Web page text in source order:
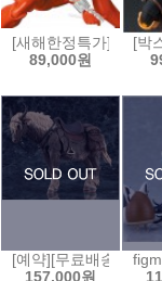
[새해한정특가
89,000원
[박
[예약][무료배송
157,000원